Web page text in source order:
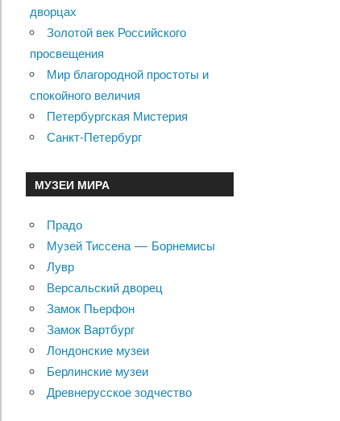
дворцах
Золотой век Российского
просвещения
Мир благородной простоты и
спокойного величия
Петербургская Мистерия
Санкт-Петербург
МУЗЕИ МИРА
Прадо
Музей Тиссена — Борнемисы
Лувр
Версальский дворец
Замок Пьерфон
Замок Вартбург
Лондонские музеи
Берлинские музеи
Древнерусское зодчество